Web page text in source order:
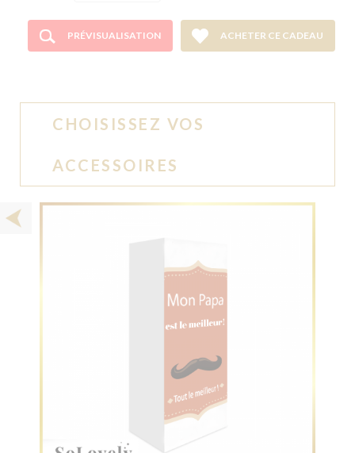
ACHETER CE CADEAU
PRÉVISUALISATION
CHOISISSEZ VOS
ACCESSOIRES